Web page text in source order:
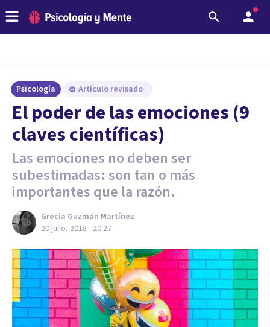
Psicología Artículo revisado
El poder de las emociones (9
claves científicas)
Las emociones no deben ser
subestimadas: son tan o más
importantes que la razón.
Grecia Guzmán Martínez
20 julio, 2018 - 20:27